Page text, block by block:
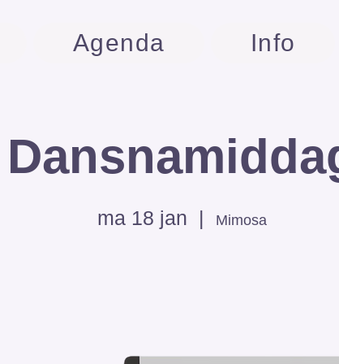
ma 18 jan
  |
Mimosa
Agenda Info